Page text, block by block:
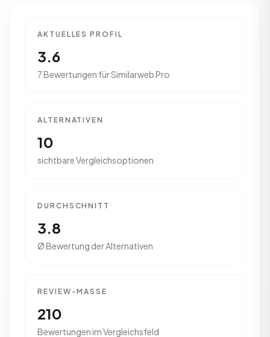
AKTUELLES PROFIL
3.6
7 Bewertungen für Similarweb Pro
ALTERNATIVEN
10
sichtbare Vergleichsoptionen
DURCHSCHNITT
3.8
Ø Bewertung der Alternativen
REVIEW-MASSE
210
Bewertungen im Vergleichsfeld